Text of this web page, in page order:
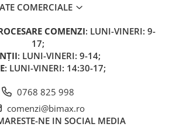
COMERCIALE
COMENZI: LUNI-VINERI: 9-
17;
: LUNI-VINERI: 9-14;
: LUNI-VINERI: 14:30-17;
0768 825 998
comenzi@bimax.ro
NE IN SOCIAL MEDIA